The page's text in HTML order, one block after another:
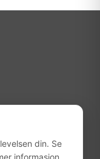
din. Se
informasjon.